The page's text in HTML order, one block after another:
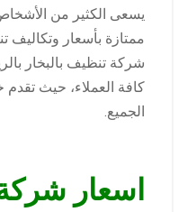
يسعى الكثير من
ممتازة بأسعار وتكاليف
شركة تنظيف بالبخار
كافة العملاء، حيث
الجميع.
اسعار